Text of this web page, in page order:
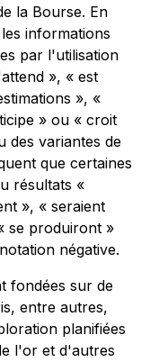
la Bourse. En
informations
par l'utilisation
», « est
», «
» ou « croit
des variantes de
que certaines
résultats «
», « seraient
se produiront »
négative.
fondées sur de
entre autres,
planifiées
l'or et d'autres